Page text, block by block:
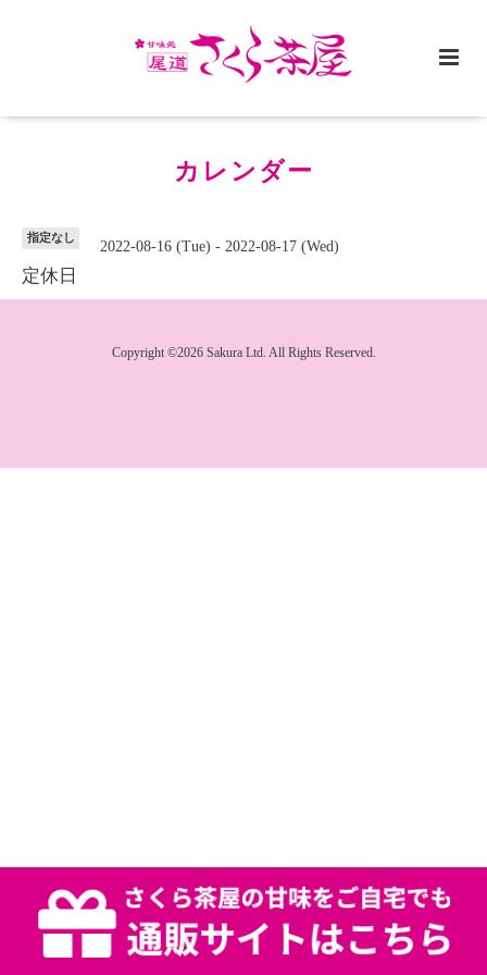
カレンダー
指定なし
2022-08-16 (Tue) - 2022-08-17 (Wed)
定休日
Copyright ©2026 Sakura Ltd. All Rights Reserved.